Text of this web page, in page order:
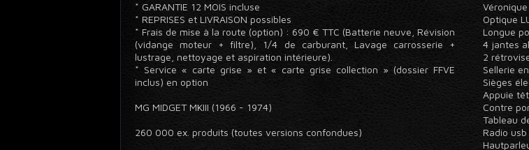
* GARANTIE 12 MOIS incluse
* REPRISES et LIVRAISON possibles
* Frais de mise à la route (option) : 690 € TTC (Batterie neuve, Révision
(vidange moteur + filtre), 1/4 de carburant, Lavage carrosserie +
lustrage, nettoyage et aspiration intérieure).
* Service « carte grise » et « carte grise collection » (dossier FFVE
inclus) en option
MG MIDGET MKIII (1966 - 1974)
260 000 ex. produits (toutes versions confondues)
Optique
Longue
4 jantes
2
Sellerie
Sièges
Appuie
Contre
Tableau
Radio usb